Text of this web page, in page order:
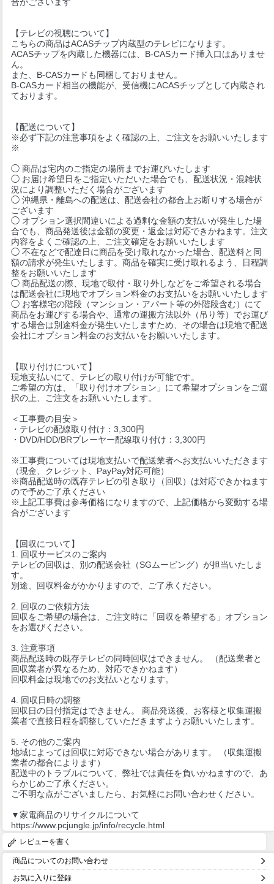
【テレビの視聴について】
こちらの商品はACASチップ内蔵型のテレビになります。
ACASチップを内蔵した機器には、B-CASカード挿入口はありませ
ん。
また、B-CASカードも同梱しておりません。
B-CASカード相当の機能が、受信機にACASチップとして内蔵され
ております。
【配送について】
※必ず下記の注意事項をよく確認の上、ご注文をお願いいたします
※
◯ 商品は宅内のご指定の場所までお運びいたします
◯ お届け希望日をご指定いただいた場合でも、配送状況・混雑状
況により調整いただく場合がございます
◯ 沖縄県・離島への配送は、配送会社の都合上お断りする場合が
ございます
◯ オプション選択間違いによる過剰な金額の支払いが発生した場
合でも、商品発送後は金額の変更・返金は対応できかねます。注文
内容をよくご確認の上、ご注文確定をお願いいたします
◯ 不在などで配達日に商品を受け取れなかった場合、配送料と同
額の請求が発生いたします。商品を確実に受け取れるよう、日程調
整をお願いいたします
◯ 商品配送の際、現地で取付・取り外しなどをご希望される場合
は配送会社に現地でオプション料金のお支払いをお願いいたします
◯ お客様宅の階段（マンション・アパート等の外階段含む）にて
商品をお運びする場合や、通常の運搬方法以外（吊り等）でお運び
する場合は別途料金が発生いたしますため、その場合は現地で配送
会社にオプション料金のお支払いをお願いいたします。
【取り付けについて】
現地支払いにて、テレビの取り付けが可能です。
ご希望の方は、「取り付けオプション」にて希望オプションをご選
択の上、ご注文をお願いいたします。
＜工事費の目安＞
・テレビの配線取り付け：3,300円
・DVD/HDD/BRプレーヤー配線取り付け：3,300円
※工事費については現地支払いで配送業者へお支払いいただきます
（現金、クレジット、PayPay対応可能）
※商品配送時の既存テレビの引き取り（回収）は対応できかねます
ので予めご了承ください
※上記工事費は参考価格になりますので、上記価格から変動する場
合がございます
【回収について】
1. 回収サービスのご案内
テレビの回収は、別の配送会社（SGムービング）が担当いたしま
す。
別途、回収料金がかかりますので、ご了承ください。
2. 回収のご依頼方法
回収をご希望の場合は、ご注文時に「回収を希望する」オプション
をお選びください。
3. 注意事項
商品配送時の既存テレビの同時回収はできません。 （配送業者と
回収業者が異なるため、対応できかねます）
回収料金は現地でのお支払いとなります。
4. 回収日時の調整
回収日の日付指定はできません。 商品発送後、お客様と収集運搬
業者で直接日程を調整していただきますようお願いいたします。
5. その他のご案内
地域によっては回収に対応できない場合があります。 （収集運搬
業者の都合によります）
配送中のトラブルについて、弊社では責任を負いかねますので、あ
らかじめご了承ください。
ご不明な点がございましたら、お気軽にお問い合わせください。
▼家電商品のリサイクルについて
https://www.pcjungle.jp/info/recycle.html
レビューを書く
商品についてのお問い合わせ
お気に入りに登録